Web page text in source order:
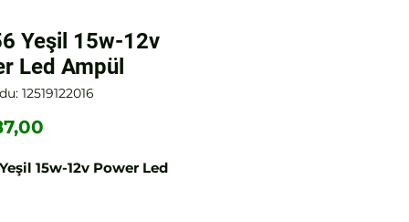
Yeşil 15w-12v
Led Ampül
12519122016
15w-12v Power Led